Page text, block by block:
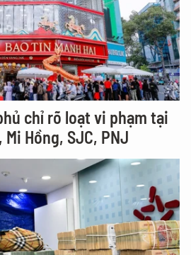
chỉ rõ loạt vi phạm tại
Mi Hồng, SJC, PNJ